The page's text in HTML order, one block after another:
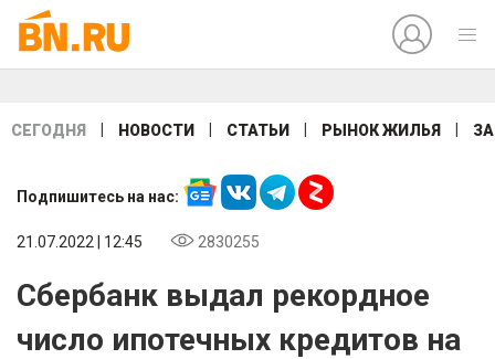
СЕГОДНЯ НОВОСТИ СТАТЬИ РЫНОК ЖИЛЬЯ
Подпишитесь на нас:
21.07.2022 | 12:45 2830255
Сбербанк выдал рекордное
число ипотечных кредитов на